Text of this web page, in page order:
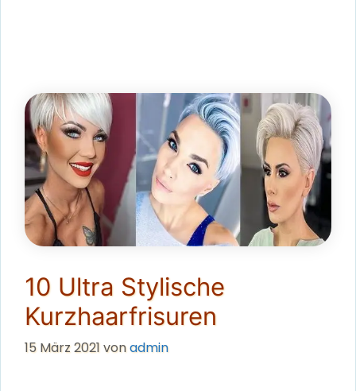
10 Ultra Stylische
Kurzhaarfrisuren
15 März 2021 vonadmin